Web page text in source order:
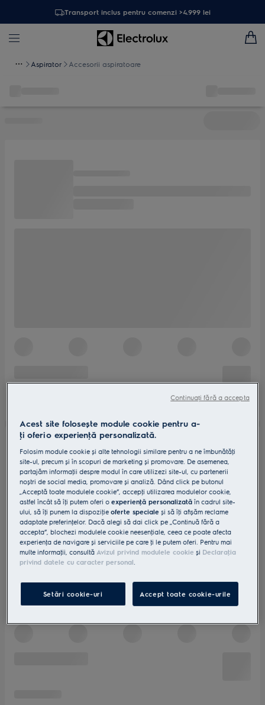
Transport inclus pentru comenzi >4.999 lei
Aspirator Accesorii aspiratoare
Acest site folosește module cookie pentru a-
ţi oferi o experienţă personalizată.
Folosim module cookie și alte tehnologii similare pentru a ne îmbunătăţi
site-ul, precum și în scopuri de marketing și promovare. De asemenea,
partajăm informaţii despre modul în care utilizezi site-ul, cu partenerii
noștri de social media, promovare și analiză. Dând click pe butonul
„Acceptă toate modulele cookie”, accepţi utilizarea modulelor cookie,
astfel încât să îţi putem oferi oexperienţă personalizată în cadrul site-
ului, să îţi punem la dispoziţieoferte speciale și să îţi afișăm reclame
adaptate preferinţelor. Dacă alegi să dai click pe „Continuă fără a
accepta”, blochezi modulele cookie neesenţiale, ceea ce poate afecta
experienţa de navigare și serviciile pe care ţi le putem oferi. Pentru mai
multe informaţii, consultă Avizul privind modulele cookie și Declaraţia
privind datele cu caracter personal.
Setări cookie-uri Accept toate cookie-urile
Continuați fără a accepta